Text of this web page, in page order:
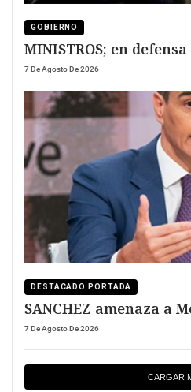
GOBIERNO
MINISTROS; en
7 De Agosto De 2026
DESTACADO PORTADA
SANCHEZ amenaza
7 De Agosto De 2026
CARGAR